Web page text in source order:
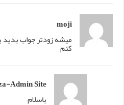
moji
میشه زودتر جواب بدید
کنم
Admin Site
باسلام